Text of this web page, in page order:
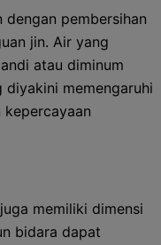
pembersihan
jin. Air yang
atau diminum
memengaruhi
kepercayaan
memiliki dimensi
bidara dapat